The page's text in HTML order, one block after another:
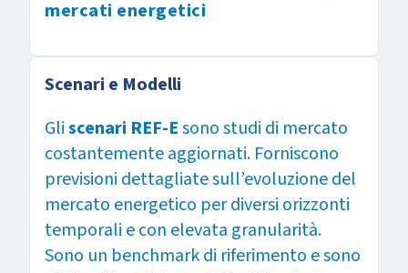
mercati energetici
Scenari e Modelli
Gliscenari REF-Esono studi di mercato
costantemente aggiornati. Forniscono
previsioni dettagliate sull’evoluzione del
mercato energetico per diversi orizzonti
temporali e con elevata granularità.
Sono un benchmark di riferimento e sono